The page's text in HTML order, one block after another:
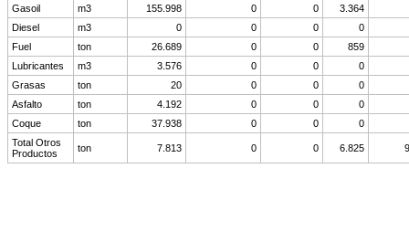
Gasoil
m3 155.998 0 0
3.364
Diesel
m3 0 0 0
0
Fuel
ton 26.689 0 0
859
Lubricantes
m3 3.576 0 0
0
Grasas
ton 20 0 0
0
Asfalto
ton 4.192 0 0
0
Coque
ton 37.938 0 0
0
Total Otros
Productos
ton 7.813 0 0 6.825